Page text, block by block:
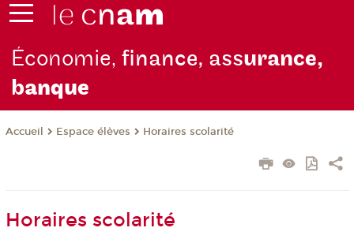
Économie,finance, assurance,
banque
Accueil Espace élèves Horaires scolarité
Horaires scolarité